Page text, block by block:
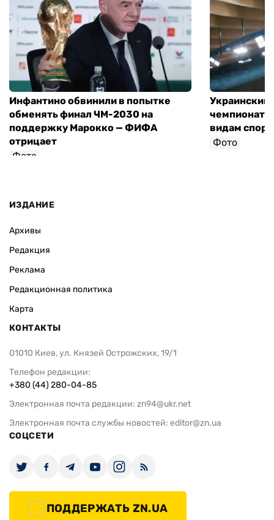
Инфантино обвинили в попытке
обменять финал ЧМ-2030 на
поддержку Марокко — ФИФА
отрицает
Фото
Украинский
чемпионат
видам
Фото
ИЗДАНИЕ
Архивы
Редакция
Реклама
Редакционная политика
Карта
КОНТАКТЫ
01010 Киев, ул. Князей Острожских, 19/1
Телефон редакции:
+380 (44) 280-04-85
Электронная почта редакции: zn94@ukr.net
Электронная почта службы новостей: editor@zn.ua
СОЦСЕТИ
ПОДДЕРЖАТЬ ZN.UA